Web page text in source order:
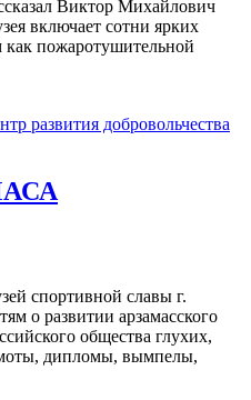
Виктор Михайлович
включает сотни ярких
как пожаротушительной
развития добровольчества
спортивной славы г.
о развитии арзамасского
общества глухих,
дипломы, вымпелы,